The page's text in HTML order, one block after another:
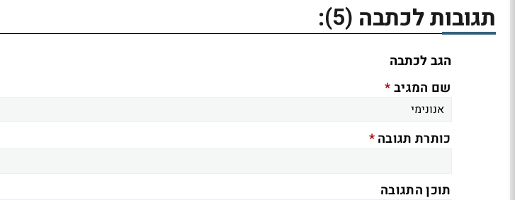
תגובות לכתבה (5)
:
הגב לכתבה
שם המגיב*
כותרת תגובה*
תוכן התגובה